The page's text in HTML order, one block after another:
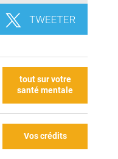
tout sur votre
santé mentale
Vos crédits